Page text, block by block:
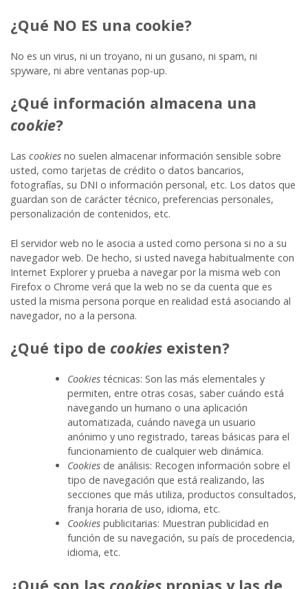
¿Qué NO ES una cookie?
No es un virus, ni un troyano, ni un gusano, ni spam, ni
spyware, ni abre ventanas pop-up.
¿Qué información almacena una
cookie?
Las cookies no suelen almacenar información sensible sobre
usted, como tarjetas de crédito o datos bancarios,
fotografías, su DNI o información personal, etc. Los datos que
guardan son de carácter técnico, preferencias personales,
personalización de contenidos, etc.
El servidor web no le asocia a usted como persona si no a su
navegador web. De hecho, si usted navega habitualmente con
Internet Explorer y prueba a navegar por la misma web con
Firefox o Chrome verá que la web no se da cuenta que es
usted la misma persona porque en realidad está asociando al
navegador, no a la persona.
¿Qué tipo de cookies existen?
Cookies técnicas: Son las más elementales y
permiten, entre otras cosas, saber cuándo está
navegando un humano o una aplicación
automatizada, cuándo navega un usuario
anónimo y uno registrado, tareas básicas para el
funcionamiento de cualquier web dinámica.
Cookies de análisis: Recogen información sobre el
tipo de navegación que está realizando, las
secciones que más utiliza, productos consultados,
franja horaria de uso, idioma, etc.
Cookies publicitarias: Muestran publicidad en
función de su navegación, su país de procedencia,
idioma, etc.